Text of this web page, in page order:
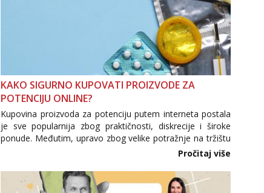
KAKO SIGURNO KUPOVATI PROIZVODE ZA
POTENCIJU ONLINE?
Kupovina proizvoda za potenciju putem interneta postala
je sve popularnija zbog praktičnosti, diskrecije i široke
ponude. Međutim, upravo zbog velike potražnje na tržištu
se pojavljuju i brojni krivotvoreni proizvodi, nepouzdane
internetske trgovine te proizvodi nepoznatog podrijetla. ...
Pročitaj više